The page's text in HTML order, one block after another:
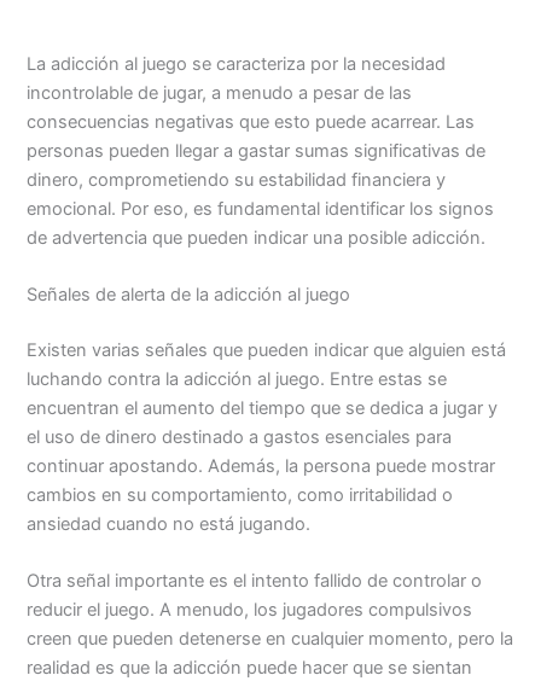
La adicción al juego se caracteriza por la necesidad
incontrolable de jugar, a menudo a pesar de las
consecuencias negativas que esto puede acarrear. Las
personas pueden llegar a gastar sumas significativas de
dinero, comprometiendo su estabilidad financiera y
emocional. Por eso, es fundamental identificar los signos
de advertencia que pueden indicar una posible adicción.
Señales de alerta de la adicción al juego
Existen varias señales que pueden indicar que alguien está
luchando contra la adicción al juego. Entre estas se
encuentran el aumento del tiempo que se dedica a jugar y
el uso de dinero destinado a gastos esenciales para
continuar apostando. Además, la persona puede mostrar
cambios en su comportamiento, como irritabilidad o
ansiedad cuando no está jugando.
Otra señal importante es el intento fallido de controlar o
reducir el juego. A menudo, los jugadores compulsivos
creen que pueden detenerse en cualquier momento, pero la
realidad es que la adicción puede hacer que se sientan